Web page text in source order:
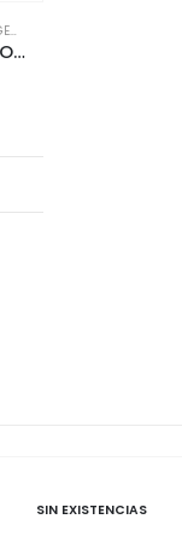
FREIXENET PROSECCO DOC 200 ML
SIN EXISTENCIAS